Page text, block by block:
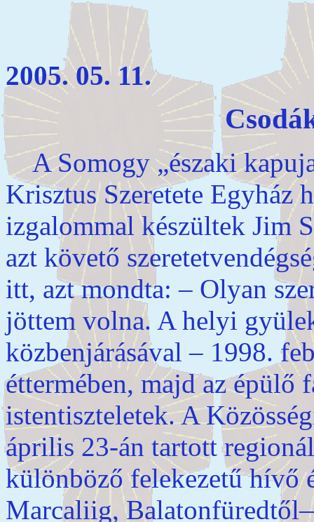
2005. 05. 11.
A Somogy „északi
Krisztus Szeretete Egyház
izgalommal készültek Jim
azt követő
itt, azt mondta: – Olyan
jöttem volna. A helyi
közbenjárásával – 1998.
éttermében, majd az épülő
istentiszteletek. A
április 23-án tartott
különböző felekezetű
Marcaliig,